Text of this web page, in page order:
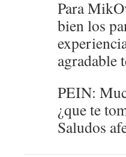
Para
bien los
agradable
PEIN:
¿que te
Saludos